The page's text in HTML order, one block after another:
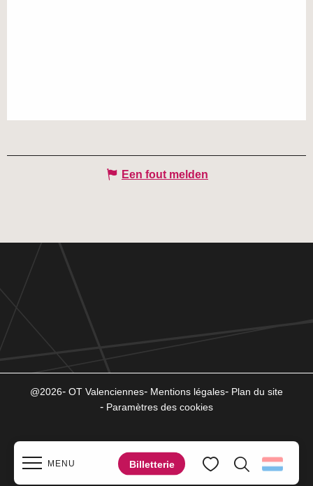
MENU Billetterie
Een fout melden
@2026 OT Valenciennes Mentions légales
Plan du site
Paramètres des cookies